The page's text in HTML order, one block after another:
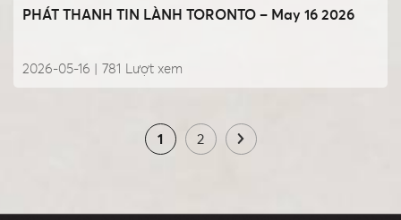
PHÁT THANH TIN LÀNH TORONTO – May 16 2026
2026-05-16 | Lượt xem
781
1 2